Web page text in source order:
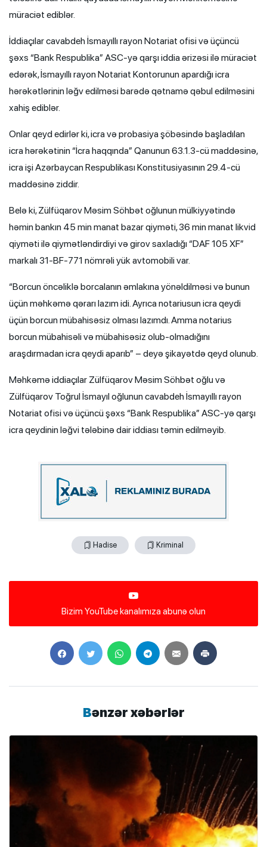
müraciət ediblər.
İddiaçılar cavabdeh İsmayıllı rayon Notariat ofisi və üçüncü
şəxs “Bank Respublika” ASC-yə qarşı iddia ərizəsi ilə müraciət
edərək, İsmayıllı rayon Notariat Kontorunun apardığı icra
hərəkətlərinin ləğv edilməsi barədə qətnamə qəbul edilməsini
xahiş ediblər.
Onlar qeyd edirlər ki, icra və probasiya şöbəsində başladılan
icra hərəkətinin “İcra haqqında” Qanunun 63.1.3-cü maddəsinə,
icra işi Azərbaycan Respublikası Konstitusiyasının 29.4-cü
maddəsinə ziddir.
Belə ki, Zülfüqarov Məsim Söhbət oğlunun mülkiyyətində
həmin bankın 45 min manat bazar qiyməti, 36 min manat likvid
qiyməti ilə qiymətləndirdiyi və girov saxladığı “DAF 105 XF”
markalı 31-BF-771 nömrəli yük avtomobili var.
“Borcun öncəliklə borcalanın əmlakına yönəldilməsi və bunun
üçün məhkəmə qərarı lazım idi. Ayrıca notariusun icra qeydi
üçün borcun mübahisəsiz olması lazımdı. Amma notarius
borcun mübahisəli və mübahisəsiz olub-olmadığını
araşdırmadan icra qeydi aparıb” – deyə şikayətdə qeyd olunub.
Məhkəmə iddiaçılar Zülfüqarov Məsim Söhbət oğlu və
Zülfüqarov Toğrul İsmayıl oğlunun cavabdeh İsmayıllı rayon
Notariat ofisi və üçüncü şəxs “Bank Respublika” ASC-yə qarşı
icra qeydinin ləğvi tələbinə dair iddiası təmin edilməyib.
Hadise Kriminal
Bizim YouTube kanalımıza abunə olun
Bənzər xəbərlər